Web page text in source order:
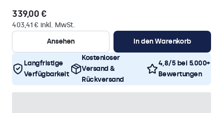
339,00 €
403,41 € inkl. MwSt.
Ansehen
In den Warenkorb
Langfristige
Verfügbarkeit
Kostenloser
Versand &
Rückversand
4,8/5 bei 5.000+
Bewertungen